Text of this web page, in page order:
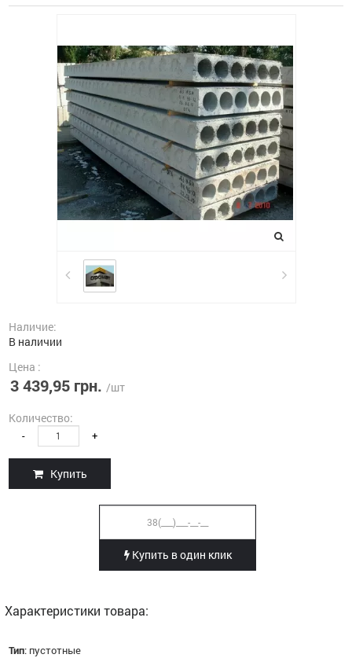
Наличие:
В наличии
Цена :
3 439,95 грн. /шт
Количество:
- +
Купить
Купить в один клик
Характеристики товара:
Тип: пустотные